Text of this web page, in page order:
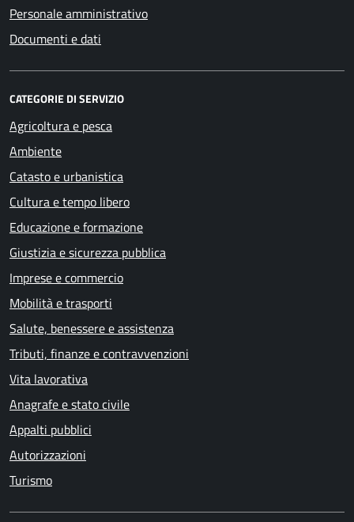
Personale amministrativo
Documenti e dati
CATEGORIE DI SERVIZIO
Agricoltura e pesca
Ambiente
Catasto e urbanistica
Cultura e tempo libero
Educazione e formazione
Giustizia e sicurezza pubblica
Imprese e commercio
Mobilità e trasporti
Salute, benessere e assistenza
Tributi, finanze e contravvenzioni
Vita lavorativa
Anagrafe e stato civile
Appalti pubblici
Autorizzazioni
Turismo